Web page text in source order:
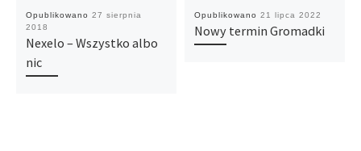
Opublikowano 27 sierpnia
2018
Nexelo – Wszystko albo
nic
Opublikowano 21 lipca 2022
Nowy termin Gromadki